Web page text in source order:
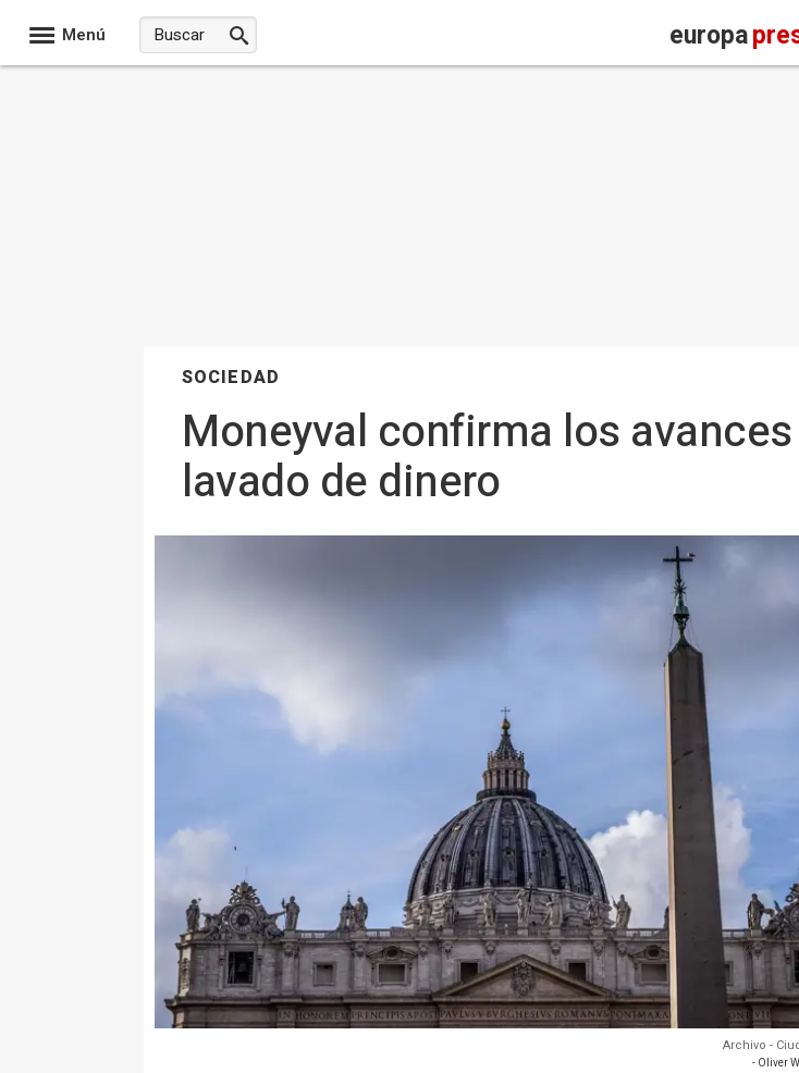
Menú europa
SOCIEDAD
Moneyval confirma los
lavado de dinero
Archivo -
- Oliver